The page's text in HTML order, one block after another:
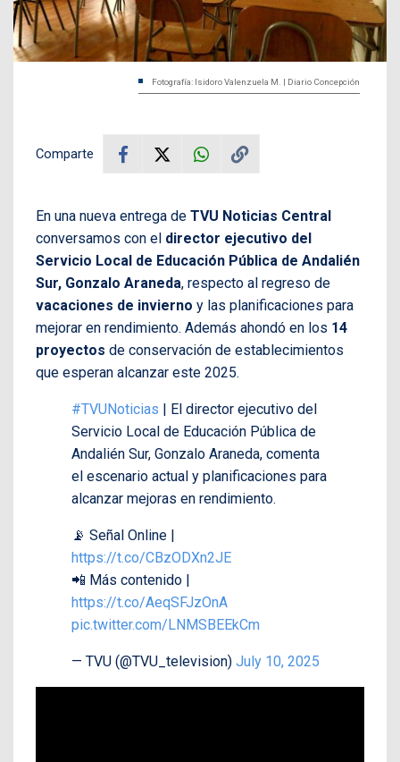
Fotografía: Isidoro Valenzuela M. | Diario Concepción
Comparte
En una nueva entrega de TVU Noticias Central
conversamos con el director ejecutivo del
Servicio Local de Educación Pública de Andalién
Sur, Gonzalo Araneda, respecto al regreso de
vacaciones de invierno y las planificaciones para
mejorar en rendimiento. Además ahondó en los 14
proyectos de conservación de establecimientos
que esperan alcanzar este 2025.
#TVUNoticias | El director ejecutivo del
Servicio Local de Educación Pública de
Andalién Sur, Gonzalo Araneda, comenta
el escenario actual y planificaciones para
alcanzar mejoras en rendimiento.
📡 Señal Online |
https://t.co/CBzODXn2JE
📲 Más contenido |
https://t.co/AeqSFJzOnA
pic.twitter.com/LNMSBEEkCm
— TVU (@TVU_television) July 10, 2025